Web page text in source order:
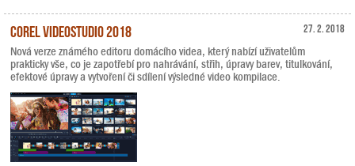
27. 2. 2018
Corel VideoStudio 2018
Nová verze známého editoru domácího videa, který nabízí uživatelům
prakticky vše, co je zapotřebí pro nahrávání, střih, úpravy barev, titulkování,
efektové úpravy a vytvoření či sdílení výsledné video kompilace.